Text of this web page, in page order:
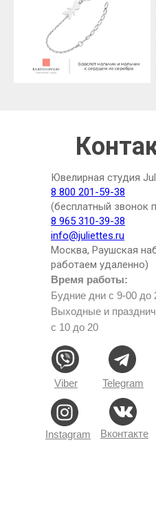
Время работы:
Будние дни с 9-00 до
Выходные и
с 10 до 20
Telegram
Viber
Instagram
Ювелирная студия
8 800 201-59-38
(бесплатный звонок
8 965 310-39-38
info@juliettes.ru
Москва, Раушская
работаем удаленно)
Вконтакте